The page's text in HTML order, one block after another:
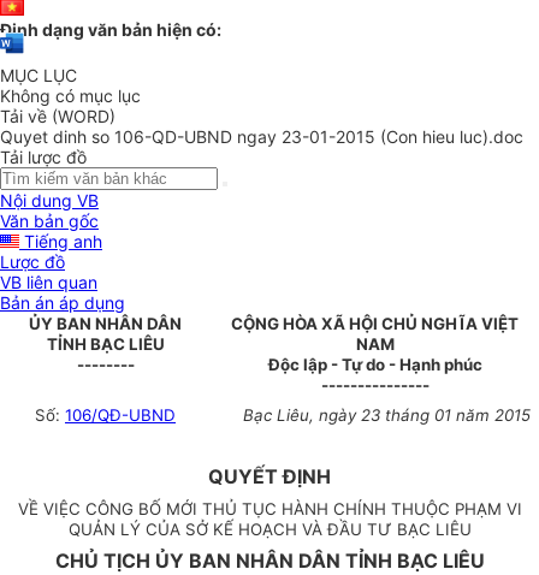
Định dạng văn bản hiện có:
MỤC LỤC
Không có mục lục
Tải về (WORD)
Quyet dinh so 106-QD-UBND ngay 23-01-2015 (Con hieu luc).doc
Tải lược đồ
Nội dung VB
Văn bản gốc
Tiếng anh
Lược đồ
VB liên quan
Bản án áp dụng
ỦY BAN NHÂN DÂN
TỈNH BẠC LIÊU
--------
CỘNG HÒA XÃ HỘI CHỦ NGHĨA VIỆT
NAM
Độc lập - Tự do - Hạnh phúc
---------------
Số: 106/QĐ-UBND Bạc Liêu, ngày 23 tháng 01 năm 2015
QUYẾT ĐỊNH
VỀ VIỆC CÔNG BỐ MỚI THỦ TỤC HÀNH CHÍNH THUỘC PHẠM VI
QUẢN LÝ CỦA SỞ KẾ HOẠCH VÀ ĐẦU TƯ BẠC LIÊU
CHỦ TỊCH ỦY BAN NHÂN DÂN TỈNH BẠC LIÊU